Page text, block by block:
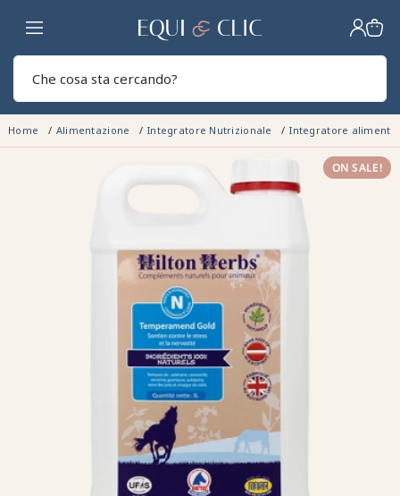
Casa
Home Alimentazione Integratore Nutrizionale Integratore
ON SALE!